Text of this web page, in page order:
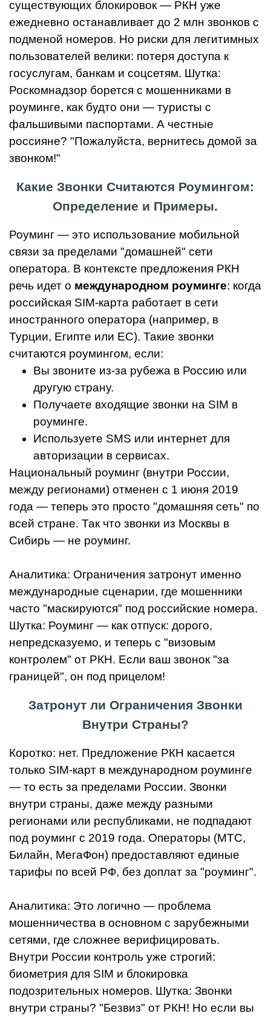
существующих блокировок — РКН уже
ежедневно останавливает до 2 млн звонков с
подменой номеров. Но риски для легитимных
пользователей велики: потеря доступа к
госуслугам, банкам и соцсетям. Шутка:
Роскомнадзор борется с мошенниками в
роуминге, как будто они — туристы с
фальшивыми паспортами. А честные
россияне? "Пожалуйста, вернитесь домой за
звонком!"
Какие Звонки Считаются Роумингом:
Определение и Примеры.
Роуминг — это использование мобильной
связи за пределами "домашней" сети
оператора. В контексте предложения РКН
речь идет о международном роуминге: когда
российская SIM-карта работает в сети
иностранного оператора (например, в
Турции, Египте или ЕС). Такие звонки
считаются роумингом, если:
Вы звоните из-за рубежа в Россию или
другую страну.
Получаете входящие звонки на SIM в
роуминге.
Используете SMS или интернет для
авторизации в сервисах.
Национальный роуминг (внутри России,
между регионами) отменен с 1 июня 2019
года — теперь это просто "домашняя сеть" по
всей стране. Так что звонки из Москвы в
Сибирь — не роуминг.
Аналитика: Ограничения затронут именно
международные сценарии, где мошенники
часто "маскируются" под российские номера.
Шутка: Роуминг — как отпуск: дорого,
непредсказуемо, и теперь с "визовым
контролем" от РКН. Если ваш звонок "за
границей", он под прицелом!
Затронут ли Ограничения Звонки
Внутри Страны?
Коротко: нет. Предложение РКН касается
только SIM-карт в международном роуминге
— то есть за пределами России. Звонки
внутри страны, даже между разными
регионами или республиками, не подпадают
под роуминг с 2019 года. Операторы (МТС,
Билайн, МегаФон) предоставляют единые
тарифы по всей РФ, без доплат за "роуминг".
Аналитика: Это логично — проблема
мошенничества в основном с зарубежными
сетями, где сложнее верифицировать.
Внутри России контроль уже строгий:
биометрия для SIM и блокировка
подозрительных номеров. Шутка: Звонки
внутри страны? "Безвиз" от РКН! Но если вы